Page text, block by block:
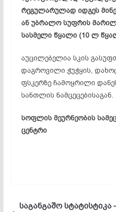
რეგულარულად იდგეს
ან უბრალო სუფრის
სასმელი წყალი (10 ლ
აუცილებელია სკის
დაგროვილი ჭუჭყის,
ფსკერზე ჩამოყრილი
სანთლის ნამცეცებისაგან.
სოფლის მეურნეობის
ცენტრი
საგანგაშო